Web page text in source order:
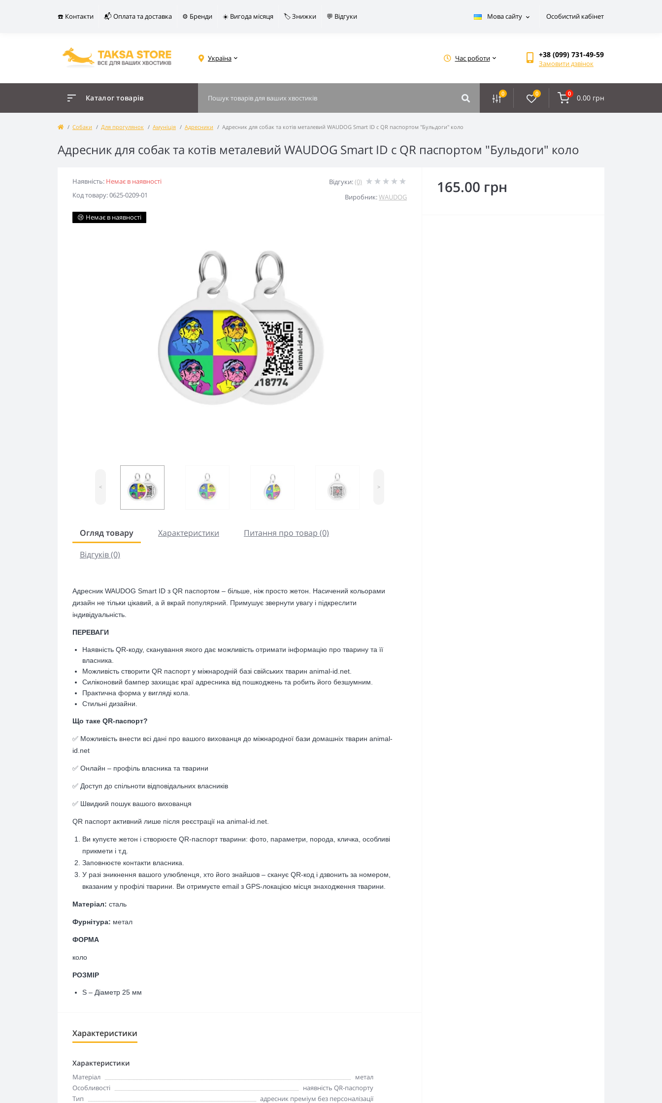
☎️ Контакти 📬 Оплата та доставка ⚙️ Бренди ☀️ Вигода місяця 🏷️ Знижки 💬 Відгуки Мова сайту Особистий кабінет
Україна Час роботи +38 (099) 731-49-59
Замовити дзвінок
Каталог товарів 0 0 0 0.00 грн
Собаки Для прогулянок Амуніція Адресники Адресник для собак та котів металевий WAUDOG Smart ID c QR паспортом "Бульдоги" коло
Адресник для собак та котів металевий WAUDOG Smart ID c QR паспортом "Бульдоги" коло
Наявність: Немає в наявності
Код товару: 0625-0209-01
Відгуки:(0)
Виробник:WAUDOG
😢 Немає в наявності
< >
Огляд товару Характеристики
Питання про товар (0)
Відгуків (0)
Адресник WAUDOG Smart ID з QR паспортом – більше, ніж просто жетон. Насичений кольорами
дизайн не тільки цікавий, а й вкрай популярний. Примушує звернути увагу і підкреслити
індивідуальність.
ПЕРЕВАГИ
Наявність QR-коду, сканування якого дає можливість отримати інформацію про тварину та її
власника.
Можливість створити QR паспорт у міжнародній базі свійських тварин animal-id.net.
Силіконовий бампер захищає краї адресника від пошкоджень та робить його безшумним.
Практична форма у вигляді кола.
Стильні дизайни.
Що таке QR-паспорт?
✅ Можливість внести всі дані про вашого вихованця до міжнародної бази домашніх тварин animal-
id.net
✅ Онлайн – профіль власника та тварини
✅ Доступ до спільноти відповідальних власників
✅ Швидкий пошук вашого вихованця
QR паспорт активний лише після реєстрації на animal-id.net.
Ви купуєте жетон і створюєте QR-паспорт тварини: фото, параметри, порода, кличка, особливі
прикмети і т.д.
Заповнюєте контакти власника.
У разі зникнення вашого улюбленця, хто його знайшов – сканує QR-код і дзвонить за номером,
вказаним у профілі тварини. Ви отримуєте email з GPS-локацією місця знаходження тварини.
Матеріал: сталь
Фурнітура: метал
ФОРМА
коло
РОЗМІР
S – Діаметр 25 мм
Характеристики
Характеристики
Матеріал
метал
Особливості
наявність QR-паспорту
Тип
адресник преміум без персоналізації
165.00 грн